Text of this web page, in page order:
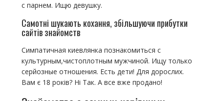
с парнем. Ищю девушку.
Самотні шукають кохання, збільшуючи прибутки
сайтів знайомств
Симпатичная киевлянка познакомиться с
культурным,чистоплотным мужчиной. Ищу только
серйозные отношения. Есть дети! Для дорослих.
Вам є 18 років? Ні Так. А все вже продано!